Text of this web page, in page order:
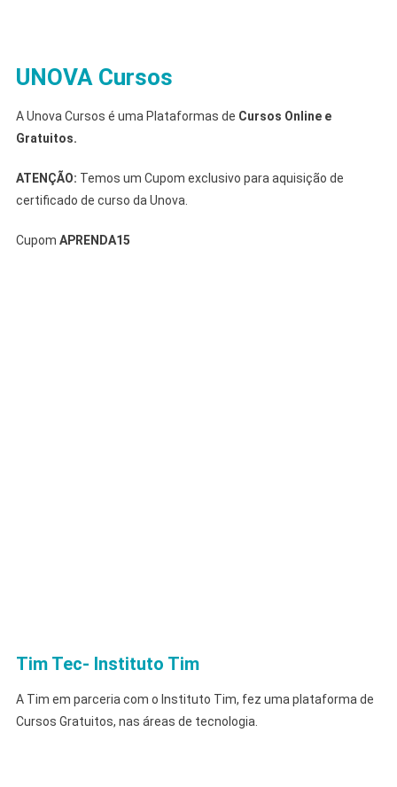
UNOVA Cursos
A Unova Cursos é uma Plataformas de Cursos Online e
Gratuitos.
ATENÇÃO: Temos um Cupom exclusivo para aquisição de
certificado de curso da Unova.
Cupom APRENDA15
Tim Tec- Instituto Tim
A Tim em parceria com o Instituto Tim, fez uma plataforma de
Cursos Gratuitos, nas áreas de tecnologia.